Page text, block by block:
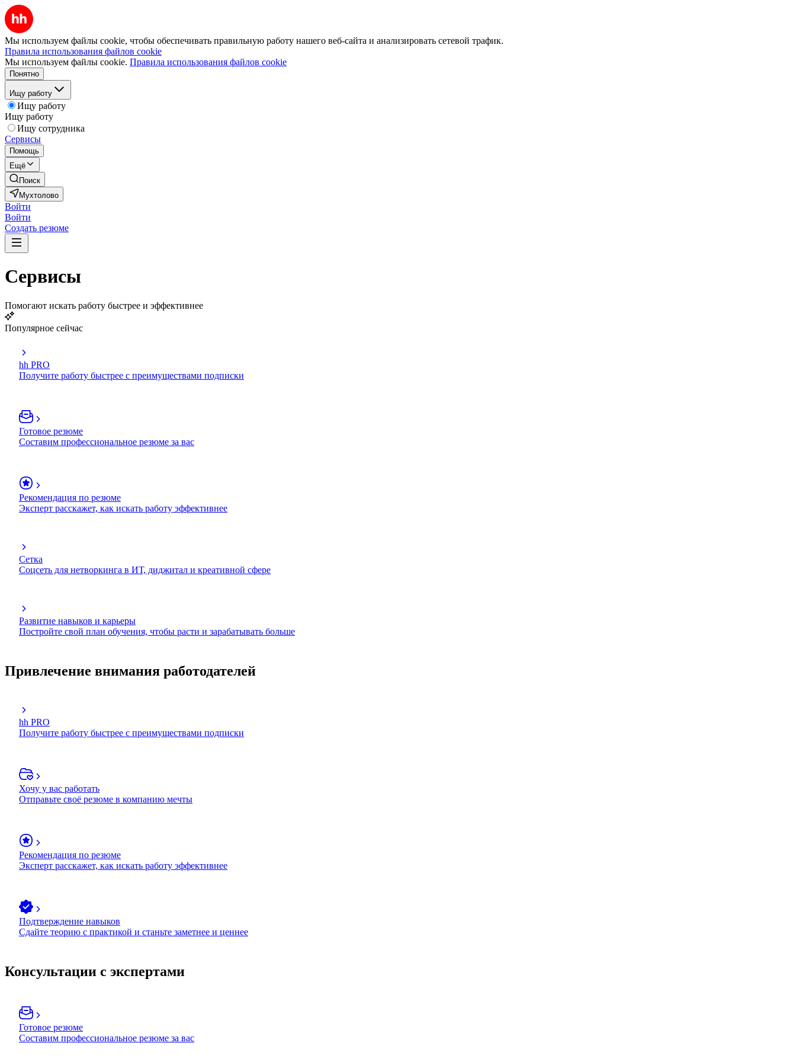
Мы используем файлы cookie, чтобы обеспечивать правильную работу нашего веб-сайта и анализировать сетевой трафик.
Правила использования файлов cookie
Мы используем файлы cookie. Правила использования файлов cookie
Понятно
Ищу работу
Ищу работу
Ищу работу
Ищу сотрудника
Сервисы
Помощь
Ещё
Поиск
Мухтолово
Войти
Войти
Создать резюме
Сервисы
Помогают искать работу быстрее и эффективнее
Популярное сейчас
hh PRO
Получите работу быстрее с преимуществами подписки
Готовое резюме
Составим профессиональное резюме за вас
Рекомендация по резюме
Эксперт расскажет, как искать работу эффективнее
Сетка
Соцсеть для нетворкинга в ИТ, диджитал и креативной сфере
Развитие навыков и карьеры
Постройте свой план обучения, чтобы расти и зарабатывать больше
Привлечение внимания работодателей
hh PRO
Получите работу быстрее с преимуществами подписки
Хочу у вас работать
Отправьте своё резюме в компанию мечты
Рекомендация по резюме
Эксперт расскажет, как искать работу эффективнее
Подтверждение навыков
Сдайте теорию с практикой и станьте заметнее и ценнее
Консультации с экспертами
Готовое резюме
Составим профессиональное резюме за вас